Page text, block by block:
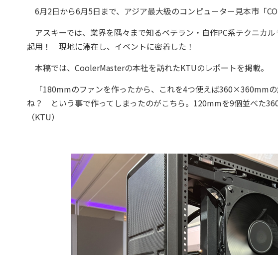
6月2日から6月5日まで、アジア最大級のコンピューター見本市「
アスキーでは、業界を隅々まで知るベテラン・自作PC系テクニカ
起用！ 現地に滞在し、イベントに密着した！
本稿では、CoolerMasterの本社を訪れたKTUのレポートを掲載。
「180mmのファンを作ったから、これを4つ使えば
ね？ という事で作ってしまったのがこちら。120mmを9個並べた
（KTU）